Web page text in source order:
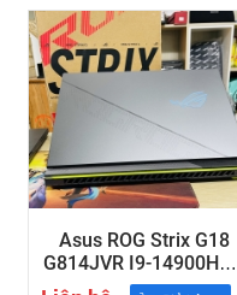
Asus ROG Strix G18
G814JVR I9-14900HX ||
16GB RAM || 1TB SSD ||